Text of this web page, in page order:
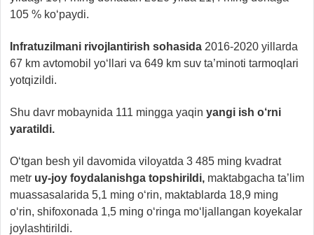
105 % ko‘paydi.
Infratuzilmani rivojlantirish sohasida 2016-2020 yillarda
67 km avtomobil yo‘llari va 649 km suv ta’minoti tarmoqlari
yotqizildi.
Shu davr mobaynida 111 mingga yaqin yangi ish o‘rni
yaratildi.
O‘tgan besh yil davomida viloyatda 3 485 ming kvadrat
metr uy-joy foydalanishga topshirildi, maktabgacha ta’lim
muassasalarida 5,1 ming o‘rin, maktablarda 18,9 ming
o‘rin, shifoxonada 1,5 ming o‘ringa mo‘ljallangan koyekalar
joylashtirildi.